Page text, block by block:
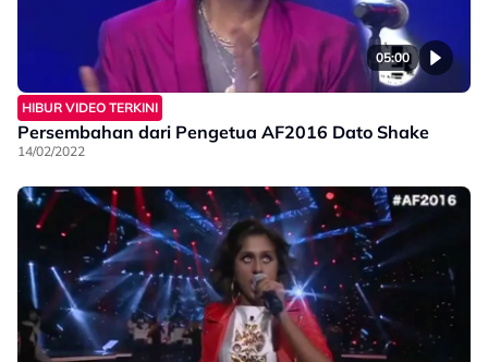
05:00
HIBUR VIDEO TERKINI
Persembahan dari Pengetua AF2016 Dato Shake
14/02/2022